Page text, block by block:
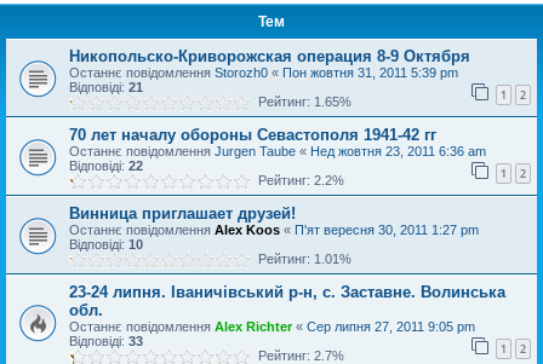
Тем
Никопольско-Криворожская операция 8-9 Октября
Останнє повідомлення Storozh0 « Пон жовтня 31, 2011 5:39 pm
Відповіді: 21 1 2
Рейтинг: 1.65%
70 лет началу обороны Севастополя 1941-42 гг
Останнє повідомлення Jurgen Taube « Нед жовтня 23, 2011 6:36 am
Відповіді: 22 1 2
Рейтинг: 2.2%
Винница приглашает друзей!
Останнє повідомлення Alex Koos « П'ят вересня 30, 2011 1:27 pm
Відповіді: 10
Рейтинг: 1.01%
23-24 липня. Іваничівський р-н, с. Заставне. Волинська
обл.
Останнє повідомлення Alex Richter« Сер липня 27, 2011 9:05 pm
Відповіді: 33 1 2
Рейтинг: 2.7%